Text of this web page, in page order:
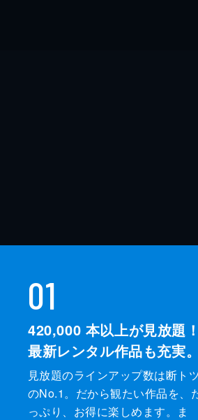
01
420,000 本以上が見放題！
最新レンタル作品も充実。
見放題のラインアップ数は断ト
のNo.1。だから観たい作品を、
っぷり、お得に楽しめます。ま